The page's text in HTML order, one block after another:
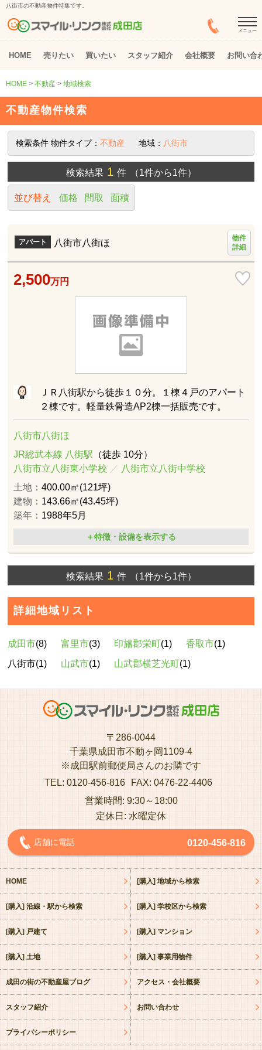
八街市の不動産物件特集です。
メニュー
HOME 売りたい 買いたい スタッフ紹介 会社概要 お問い合
HOME > 不動産 > 地域検索
不動産物件検索
検索条件 物件タイプ：不動産 地域： 八街市
検索結果1 件 （1件から1件）
並び替え 価格 間取 面積
アパート 八街市八街ほ
物件
詳細
2,500万円
ＪＲ八街駅から徒歩１０分。１棟４戸のアパート
２棟です。軽量鉄骨造AP2棟一括販売です。
八街市八街ほ
JR総武本線 八街駅 （徒歩 10分）
八街市立八街東小学校 ／ 八街市立八街中学校
土地：400.00㎡(121坪)
建物： 143.66㎡(43.45坪)
築年： 1988年5月
＋特徴・設備を表示する
検索結果1 件 （1件から1件）
詳細地域リスト
成田市(8) 富里市(3) 印旛郡栄町(1) 香取市(1)
八街市(1)
山武市(1) 山武郡横芝光町(1)
〒286-0044
千葉県成田市不動ヶ岡1109-4
※成田駅前郵便局さんのお隣です
TEL: 0120-456-816
FAX: 0476-22-4406
営業時間: 9:30～18:00
定休日: 水曜定休
店舗に電話 0120-456-816
HOME [購入] 地域から検索
[購入] 沿線・駅から検索 [購入] 学校区から検索
[購入] 戸建て [購入] マンション
[購入] 土地 [購入] 事業用物件
成田の街の不動産屋ブログ アクセス・会社概要
スタッフ紹介 お問い合わせ
プライバシーポリシー